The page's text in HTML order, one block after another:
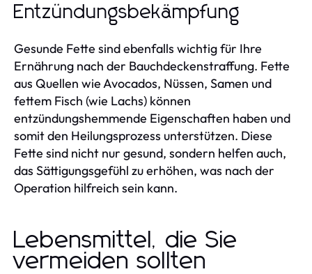
Entzündungsbekämpfung
Gesunde Fette sind ebenfalls wichtig für Ihre
Ernährung nach der Bauchdeckenstraffung. Fette
aus Quellen wie Avocados, Nüssen, Samen und
fettem Fisch (wie Lachs) können
entzündungshemmende Eigenschaften haben und
somit den Heilungsprozess unterstützen. Diese
Fette sind nicht nur gesund, sondern helfen auch,
das Sättigungsgefühl zu erhöhen, was nach der
Operation hilfreich sein kann.
Lebensmittel, die Sie
vermeiden sollten